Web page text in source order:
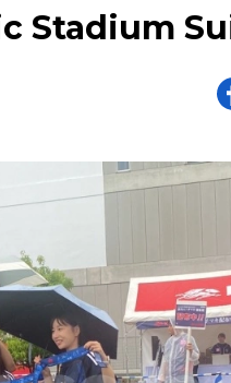
Stadium